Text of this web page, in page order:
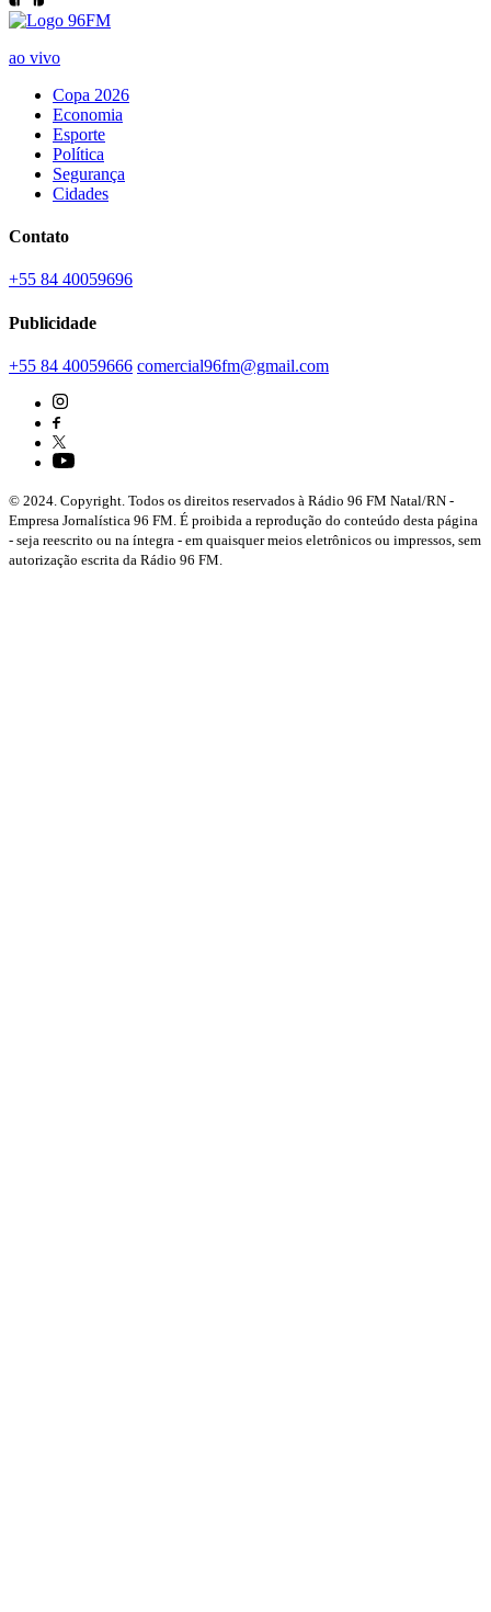
ao vivo
Copa 2026
Economia
Esporte
Política
Segurança
Cidades
Contato
+55 84 40059696
Publicidade
+55 84 40059666 comercial96fm@gmail.com
© 2024. Copyright. Todos os direitos reservados à Rádio 96 FM Natal/RN -
Empresa Jornalística 96 FM. É proibida a reprodução do conteúdo desta página
- seja reescrito ou na íntegra - em quaisquer meios eletrônicos ou impressos, sem
autorização escrita da Rádio 96 FM.